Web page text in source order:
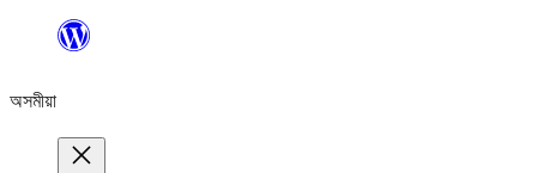
বিষয়বস্তুলৈ
অসমীয়া